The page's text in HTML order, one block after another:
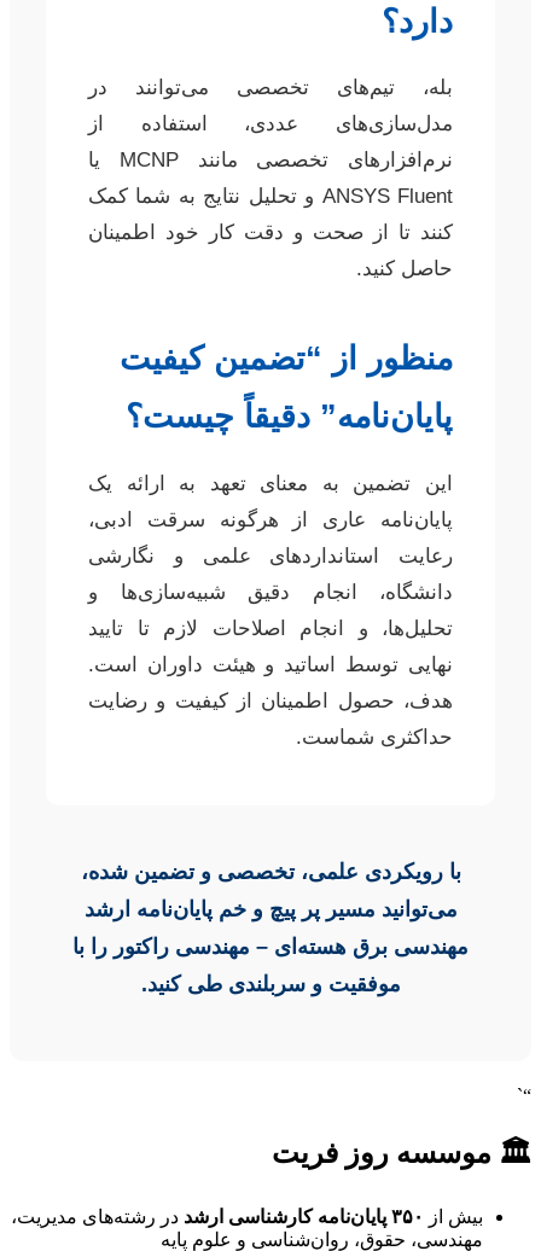
دارد؟
بله، تیم‌های تخصصی می‌توانند در
مدل‌سازی‌های عددی، استفاده از
نرم‌افزارهای تخصصی مانند MCNP یا
ANSYS Fluent و تحلیل نتایج به شما کمک
کنند تا از صحت و دقت کار خود اطمینان
حاصل کنید.
منظور از “تضمین کیفیت
پایان‌نامه” دقیقاً چیست؟
این تضمین به معنای تعهد به ارائه یک
پایان‌نامه عاری از هرگونه سرقت ادبی،
رعایت استانداردهای علمی و نگارشی
دانشگاه، انجام دقیق شبیه‌سازی‌ها و
تحلیل‌ها، و انجام اصلاحات لازم تا تایید
نهایی توسط اساتید و هیئت داوران است.
هدف، حصول اطمینان از کیفیت و رضایت
حداکثری شماست.
با رویکردی علمی، تخصصی و تضمین شده،
می‌توانید مسیر پر پیچ و خم پایان‌نامه ارشد
مهندسی برق هسته‌ای – مهندسی راکتور را با
موفقیت و سربلندی طی کنید.
“`
🏛 موسسه روز فریت
بیش از ۳۵۰ پایان‌نامه کارشناسی ارشد
در رشته‌های مدیریت،
مهندسی، حقوق، روان‌شناسی و علوم پایه